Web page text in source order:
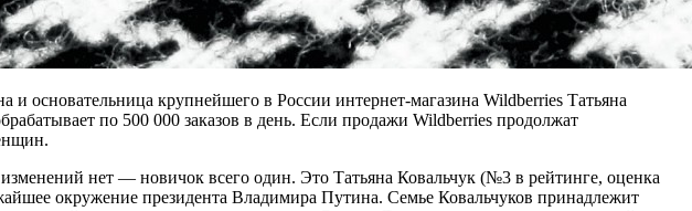
основательница крупнейшего в России интернет-магазина Wildberries Татьяна
по 500 000 заказов в день. Если продажи Wildberries продолжат
нет — новичок всего один. Это Татьяна Ковальчук (№3 в рейтинге, оценка
окружение президента Владимира Путина. Семье Ковальчуков принадлежит